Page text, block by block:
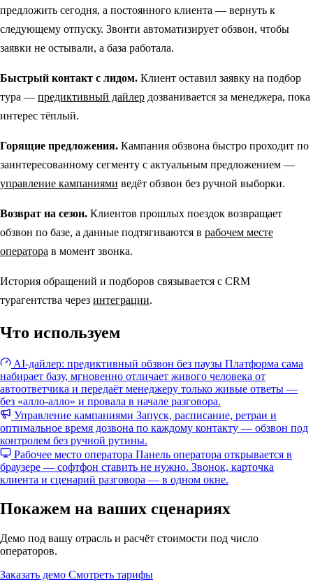
предложить сегодня, а постоянного клиента — вернуть к
следующему отпуску. Звонти автоматизирует обзвон, чтобы
заявки не остывали, а база работала.
Быстрый контакт с лидом. Клиент оставил заявку на подбор
тура — предиктивный дайлер дозванивается за менеджера, пока
интерес тёплый.
Горящие предложения. Кампания обзвона быстро проходит по
заинтересованному сегменту с актуальным предложением —
управление кампаниями ведёт обзвон без ручной выборки.
Возврат на сезон. Клиентов прошлых поездок возвращает
обзвон по базе, а данные подтягиваются в рабочем месте
оператора в момент звонка.
История обращений и подборов связывается с CRM
турагентства через интеграции.
Что используем
AI-дайлер: предиктивный обзвон без паузы Платформа сама
набирает базу, мгновенно отличает живого человека от
автоответчика и передаёт менеджеру только живые ответы —
без «алло-алло» и провала в начале разговора.
Управление кампаниями Запуск, расписание, ретраи и
оптимальное время дозвона по каждому контакту — обзвон под
контролем без ручной рутины.
Рабочее место оператора Панель оператора открывается в
браузере — софтфон ставить не нужно. Звонок, карточка
клиента и сценарий разговора — в одном окне.
Покажем на ваших сценариях
Демо под вашу отрасль и расчёт стоимости под число
операторов.
Заказать демо Смотреть тарифы